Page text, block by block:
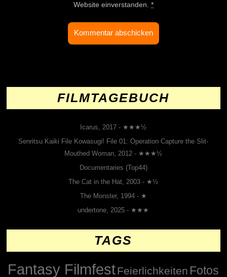
Website einverstanden. *
FILMTAGEBUCH
Icarus, 2017 - ★★★½
Senritsu Kaiki File Kowasugi! File 01: Operation Capture the Slit-
Mouthed Woman, 2012 - ★★★½
Documentaries (Top44)
The Cat in the Hat, 2003 - ★½
The Monster, 1994 - ★
undertone, 2025 - ★★★
TAGS
Fantasy FilmfestFeierlichkeiten Fotos